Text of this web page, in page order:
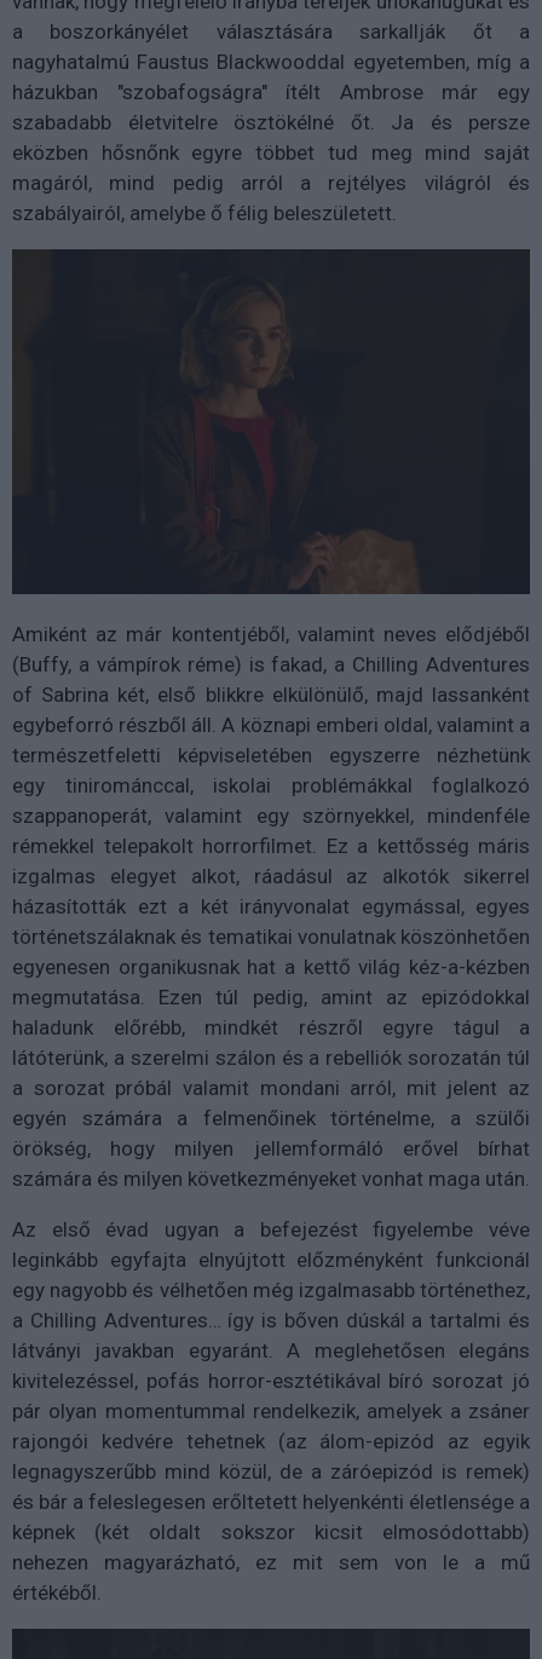
a boszorkányélet választására sarkallják őt a
nagyhatalmú Faustus Blackwooddal egyetemben, míg a
házukban "szobafogságra" ítélt Ambrose már egy
szabadabb életvitelre ösztökélné őt. Ja és persze
eközben hősnőnk egyre többet tud meg mind saját
magáról, mind pedig arról a rejtélyes világról és
szabályairól, amelybe ő félig beleszületett.
Amiként az már kontentjéből, valamint neves elődjéből
(Buffy, a vámpírok réme) is fakad, a Chilling Adventures
of Sabrina két, első blikkre elkülönülő, majd lassanként
egybeforró részből áll. A köznapi emberi oldal, valamint a
természetfeletti képviseletében egyszerre nézhetünk
egy tinirománccal, iskolai problémákkal foglalkozó
szappanoperát, valamint egy szörnyekkel, mindenféle
rémekkel telepakolt horrorfilmet. Ez a kettősség máris
izgalmas elegyet alkot, ráadásul az alkotók sikerrel
házasították ezt a két irányvonalat egymással, egyes
történetszálaknak és tematikai vonulatnak köszönhetően
egyenesen organikusnak hat a kettő világ kéz-a-kézben
megmutatása. Ezen túl pedig, amint az epizódokkal
haladunk előrébb, mindkét részről egyre tágul a
látóterünk, a szerelmi szálon és a rebelliók sorozatán túl
a sorozat próbál valamit mondani arról, mit jelent az
egyén számára a felmenőinek történelme, a szülői
örökség, hogy milyen jellemformáló erővel bírhat
számára és milyen következményeket vonhat maga után.
Az első évad ugyan a befejezést figyelembe véve
leginkább egyfajta elnyújtott előzményként funkcionál
egy nagyobb és vélhetően még izgalmasabb történethez,
a Chilling Adventures… így is bőven dúskál a tartalmi és
látványi javakban egyaránt. A meglehetősen elegáns
kivitelezéssel, pofás horror-esztétikával bíró sorozat jó
pár olyan momentummal rendelkezik, amelyek a zsáner
rajongói kedvére tehetnek (az álom-epizód az egyik
legnagyszerűbb mind közül, de a záróepizód is remek)
és bár a feleslegesen erőltetett helyenkénti életlensége a
képnek (két oldalt sokszor kicsit elmosódottabb)
nehezen magyarázható, ez mit sem von le a mű
értékéből.